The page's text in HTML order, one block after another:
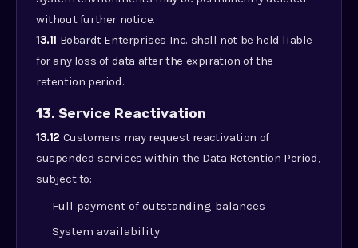
without further notice.
13.11 Bobardt Enterprises Inc. shall not be held liable
for any loss of data after the expiration of the
retention period.
13. Service Reactivation
13.12 Customers may request reactivation of
suspended services within the Data Retention Period,
subject to:
Full payment of outstanding balances
System availability